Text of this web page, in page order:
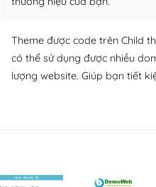
Theme được code trên Child
có thể sử dụng được nhiều
lượng website. Giúp bạn tiết